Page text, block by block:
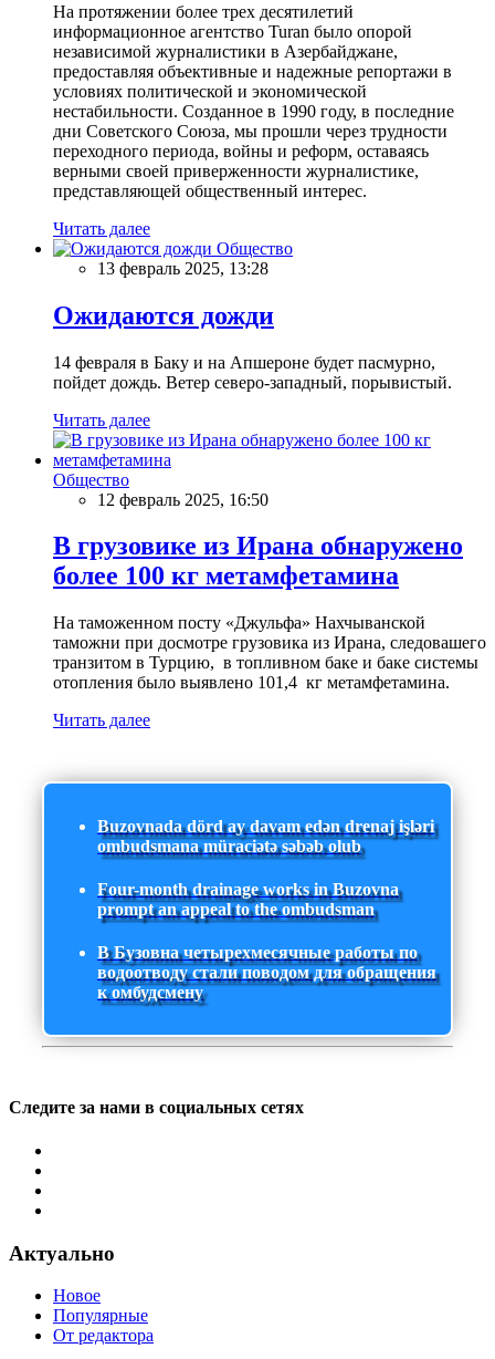
На протяжении более трех десятилетий
информационное агентство Turan было опорой
независимой журналистики в Азербайджане,
предоставляя объективные и надежные репортажи в
условиях политической и экономической
нестабильности. Созданное в 1990 году, в последние
дни Советского Союза, мы прошли через трудности
переходного периода, войны и реформ, оставаясь
верными своей приверженности журналистике,
представляющей общественный интерес.
Читать далее
Общество
13 февраль 2025, 13:28
Ожидаются дожди
14 февраля в Баку и на Апшероне будет пасмурно,
пойдет дождь. Ветер северо-западный, порывистый.
Читать далее
Общество
12 февраль 2025, 16:50
В грузовике из Ирана обнаружено
более 100 кг метамфетамина
На таможенном посту «Джульфа» Нахчыванской
таможни при досмотре грузовика из Ирана, следовашего
транзитом в Турцию, в топливном баке и баке системы
отопления было выявлено 101,4 кг метамфетамина.
Читать далее
Buzovnada dörd ay davam edən drenaj işləri
ombudsmana müraciətə səbəb olub
Four-month drainage works in Buzovna
prompt an appeal to the ombudsman
В Бузовна четырехмесячные работы по
водоотводу стали поводом для обращения
к омбудсмену
Следите за нами в социальных сетях
Актуально
Новое
Популярные
От редактора